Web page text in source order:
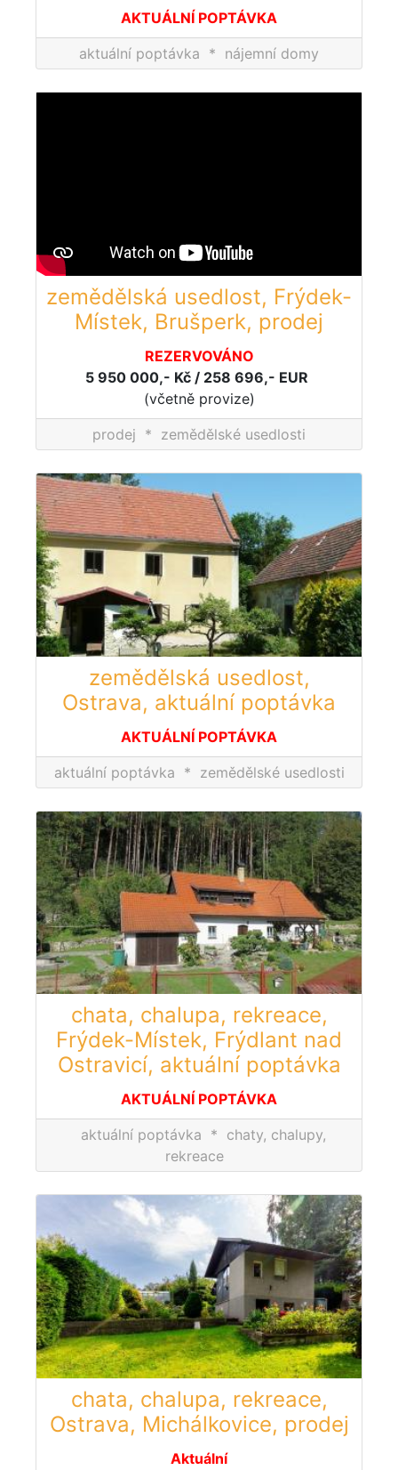
AKTUÁLNÍ POPTÁVKA
aktuální poptávka * nájemní domy
zemědělská usedlost, Frýdek-
Místek, Brušperk, prodej
REZERVOVÁNO
5 950 000,- Kč / 258 696,- EUR
(včetně provize)
prodej * zemědělské usedlosti
zemědělská usedlost,
Ostrava, aktuální poptávka
AKTUÁLNÍ POPTÁVKA
aktuální poptávka * zemědělské usedlosti
chata, chalupa, rekreace,
Frýdek-Místek, Frýdlant nad
Ostravicí, aktuální poptávka
AKTUÁLNÍ POPTÁVKA
aktuální poptávka * chaty, chalupy,
rekreace
chata, chalupa, rekreace,
Ostrava, Michálkovice, prodej
Aktuální